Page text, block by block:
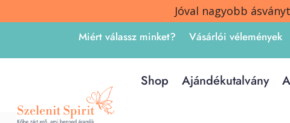
Jóval nagyobb
Miért válassz minket?
Vásárlói vélemények
Shop Ajándékutalvány